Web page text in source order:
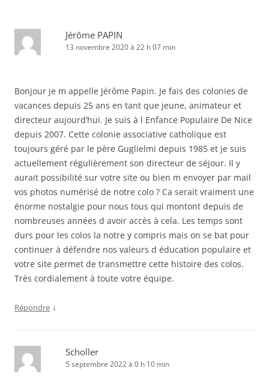
Jérôme PAPIN
13 novembre 2020 à 22 h 07 min
Bonjour je m appelle Jérôme Papin. Je fais des colonies de
vacances depuis 25 ans en tant que jeune, animateur et
directeur aujourd’hui. Je suis à l Enfance Populaire De Nice
depuis 2007. Cette colonie associative catholique est
toujours géré par le père Guglielmi depuis 1985 et je suis
actuellement régulièrement son directeur de séjour. Il y
aurait possibilité sur votre site ou bien m envoyer par mail
vos photos numérisé de notre colo ? Ca serait vraiment une
énorme nostalgie pour nous tous qui montont depuis de
nombreuses années d avoir accès à cela. Les temps sont
durs pour les colos la notre y compris mais on se bat pour
continuer à défendre nos valeurs d éducation populaire et
votre site permet de transmettre cette histoire des colos.
Très cordialement à toute votre équipe.
Répondre ↓
Scholler
5 septembre 2022 à 0 h 10 min